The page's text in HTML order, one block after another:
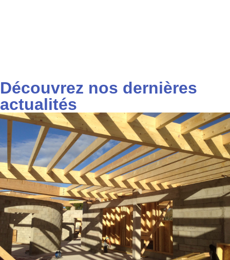
Découvrez nos dernières
actualités